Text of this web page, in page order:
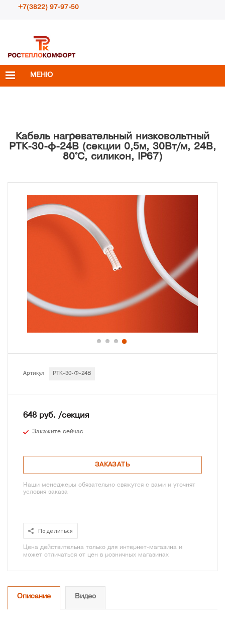
+7(3822) 97-97-50
info@rosteplokomfort.ru
МЕНЮ
Кабель нагревательный низковольтный
РТК-30-ф-24В (секции 0,5м, 30Вт/м, 24В,
80°С, силикон, IP67)
Артикул РТК-30-Ф-24В
648 руб. /секция
Закажите сейчас
ЗАКАЗАТЬ
Наши менеджеры обязательно свяжутся с вами и уточнят
условия заказа
Поделиться
Цена действительна только для интернет-магазина и
может отличаться от цен в розничных магазинах
Описание Видео